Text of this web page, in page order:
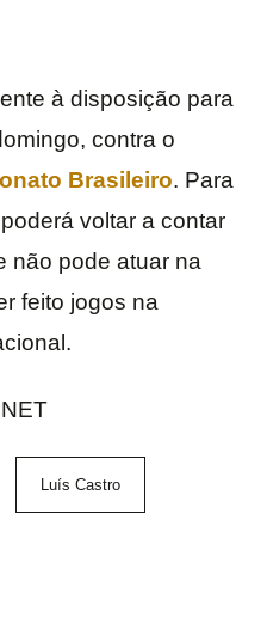
à disposição para
contra o
Brasileiro. Para
voltar a contar
não pode atuar na
feito jogos na
Luís Castro